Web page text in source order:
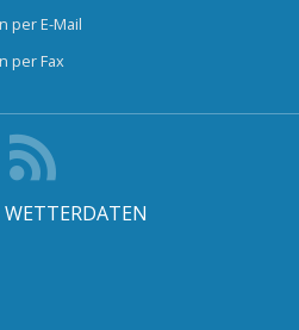
per E-Mail
per Fax
WETTERDATEN